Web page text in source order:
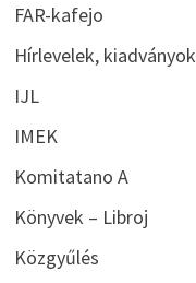
FAR-kafejo
Hírlevelek, kiadványok
IJL
IMEK
Komitatano A
Könyvek – Libroj
Közgyűlés